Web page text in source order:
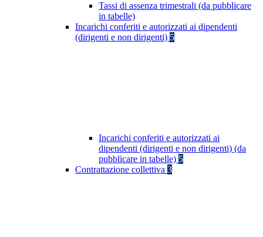
Tassi di assenza trimestrali (da pubblicare
in tabelle)
Incarichi conferiti e autorizzati ai dipendenti
(dirigenti e non dirigenti) 5
Incarichi conferiti e autorizzati ai
dipendenti (dirigenti e non dirigenti) (da
pubblicare in tabelle) 5
Contrattazione collettiva 3